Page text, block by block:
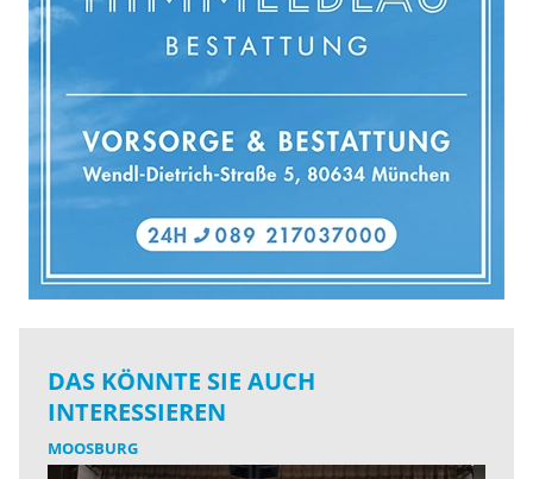
DAS KÖNNTE SIE AUCH
INTERESSIEREN
MOOSBURG